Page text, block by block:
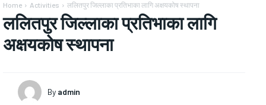
Home Activities ललितपुर जिल्लाका प्रतिभाका लागि अक्षयकोष स्थापना
ललितपुर जिल्लाका प्रतिभाका लागि
अक्षयकोष स्थापना
By admin